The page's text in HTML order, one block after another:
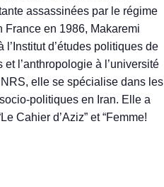
assassinées par le régime
France en 1986, Makaremi
d’études politiques de
l’anthropologie à l’université
elle se spécialise dans les
politiques en Iran. Elle a
Cahier d’Aziz” et “Femme!